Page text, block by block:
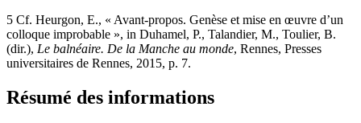
5 Cf. Heurgon, E., « Avant-propos. Genèse et mise en œuvre d’un
colloque improbable », in Duhamel, P., Talandier, M., Toulier, B.
(dir.), Le balnéaire. De la Manche au monde, Rennes, Presses
universitaires de Rennes, 2015, p. 7.
Résumé des informations